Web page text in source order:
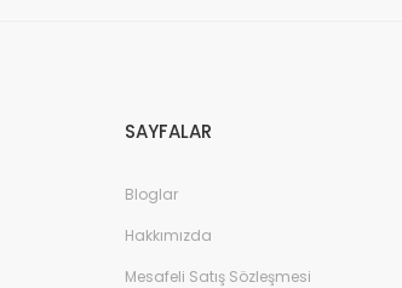
SAYFALAR
Bloglar
Hakkımızda
Mesafeli Satış Sözleşmesi